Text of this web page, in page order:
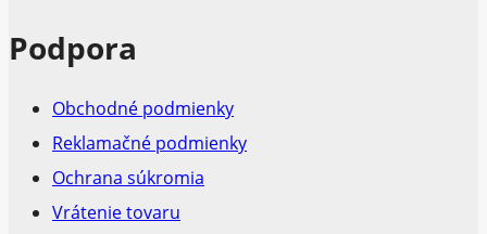
Podpora
Obchodné podmienky
Reklamačné podmienky
Ochrana súkromia
Vrátenie tovaru